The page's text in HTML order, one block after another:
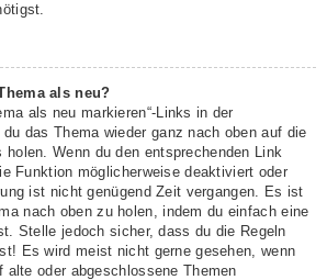
als neu?
als neu markieren“-Links in der
das Thema wieder ganz nach oben auf die
Wenn du den entsprechenden Link
Funktion möglicherweise deaktiviert oder
ist nicht genügend Zeit vergangen. Es ist
nach oben zu holen, indem du einfach eine
Stelle jedoch sicher, dass du die Regeln
Es wird meist nicht gerne gesehen, wenn
alte oder abgeschlossene Themen